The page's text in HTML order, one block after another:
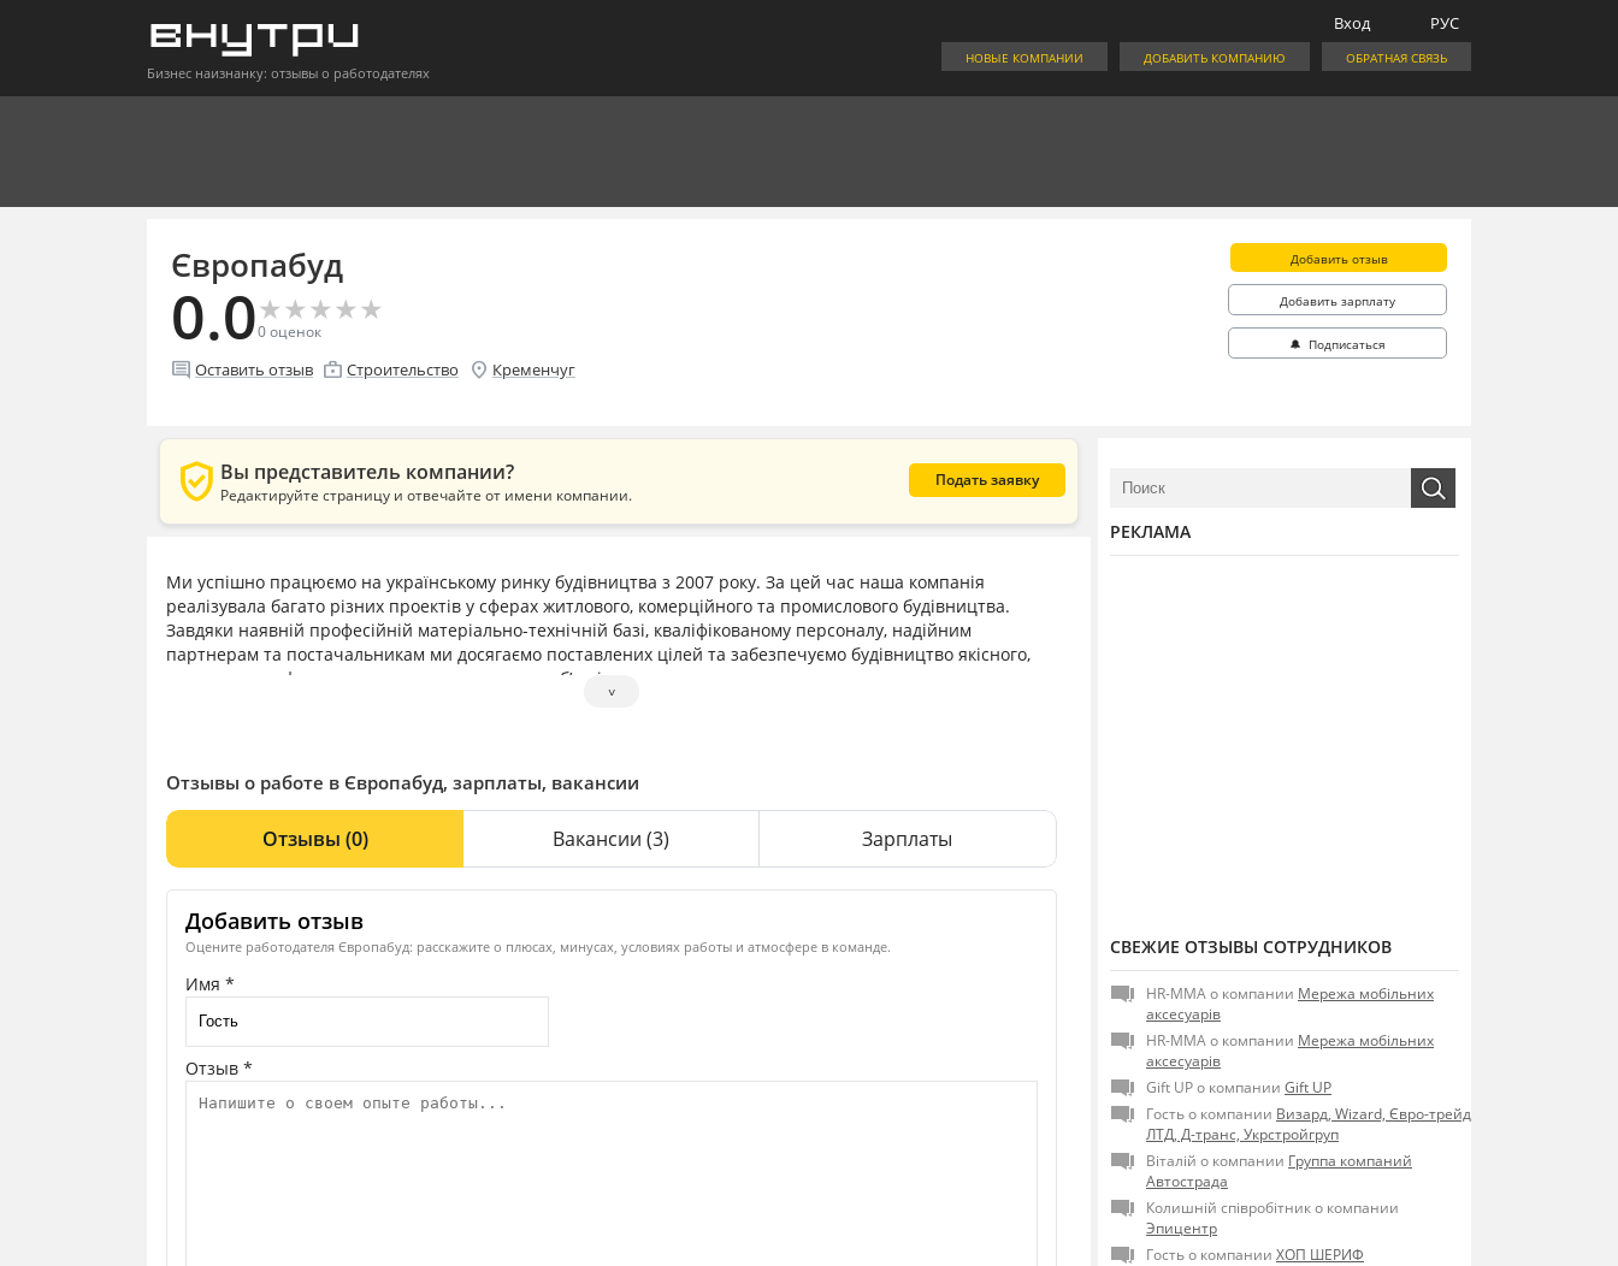
Бизнес наизнанку: отзывы о работодателях
РУС
Вход
ОБРАТНАЯ СВЯЗЬ
ДОБАВИТЬ КОМПАНИЮ
НОВЫЕ КОМПАНИИ
Європабуд
0.0★
★★
★★
★★
★★
★
0оценок
comment Оставить отзыв enterprise Строительство location_on Кременчуг
Добавить отзыв
Добавить зарплату
🔔 Подписаться
verified_user Вы представитель компании?
Редактируйте страницу и отвечайте от имени компании.
Подать заявку
Ми успішно працюємо на українському ринку будівництва з 2007 року. За цей час наша компанія
реалізувала багато різних проектів у сферах житлового, комерційного та промислового будівництва.
Завдяки наявній професійній матеріально-технічній базі, кваліфікованому персоналу, надійним
партнерам та постачальникам ми досягаємо поставлених цілей та забезпечуємо будівництво якісного,
сучасного комфортного житла та нежитлових об’єктів.
˅
Отзывы о работе в Європабуд, зарплаты, вакансии
Отзывы (0) Вакансии (3) Зарплаты
Добавить отзыв
Оцените работодателя Європабуд: расскажите о плюсах, минусах, условиях работы и атмосфере в команде.
Имя *
Отзыв *
РЕКЛАМА
СВЕЖИЕ ОТЗЫВЫ СОТРУДНИКОВ
HR-MMA о компании Мережа мобільних
аксесуарів
HR-MMA о компании Мережа мобільних
аксесуарів
Gift UP о компании Gift UP
Гость о компании Визард, Wizard, Євро-трейд
ЛТД, Д-транс, Укрстройгруп
Віталій о компании Группа компаний
Автострада
Колишній співробітник о компании
Эпицентр
Гость о компании ХОП ШЕРИФ